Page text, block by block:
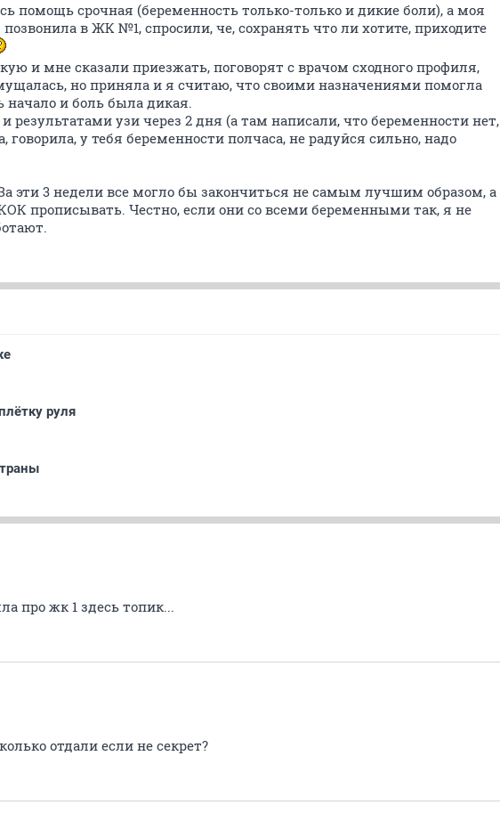
помощь срочная (беременность только-только и дикие боли), а моя
в ЖК №1, спросили, че, сохранять что ли хотите, приходите
и мне сказали приезжать, поговорят с врачом сходного профиля,
но приняла и я считаю, что своими назначениями помогла
и боль была дикая.
узи через 2 дня (а там написали, что беременности нет,
у тебя беременности полчаса, не радуйся сильно, надо
эти 3 недели все могло бы закончиться не самым лучшим образом, а
прописывать. Честно, если они со всеми беременными так, я не
руля
про жк 1 здесь топик...
отдали если не секрет?